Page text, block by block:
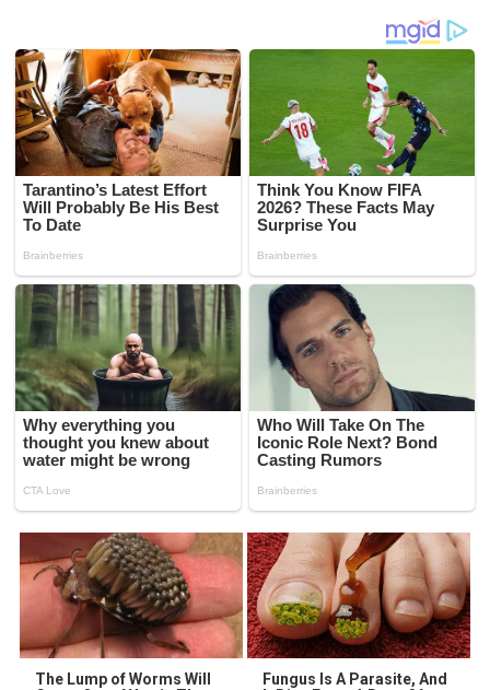
The Lump of Worms Will
Fungus Is A Parasite, And